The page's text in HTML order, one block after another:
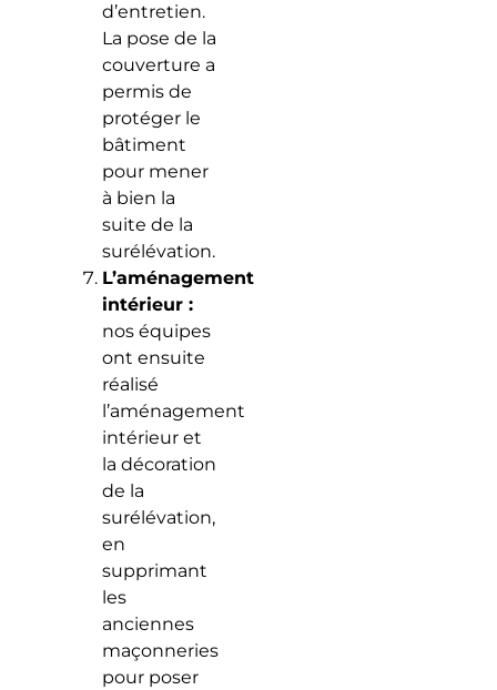
d’entretien.
La pose de la
couverture a
permis de
protéger le
bâtiment
pour mener
à bien la
suite de la
surélévation.
L’aménagement
intérieur :
nos équipes
ont ensuite
réalisé
l’aménagement
intérieur et
la décoration
de la
surélévation,
en
supprimant
les
anciennes
maçonneries
pour poser